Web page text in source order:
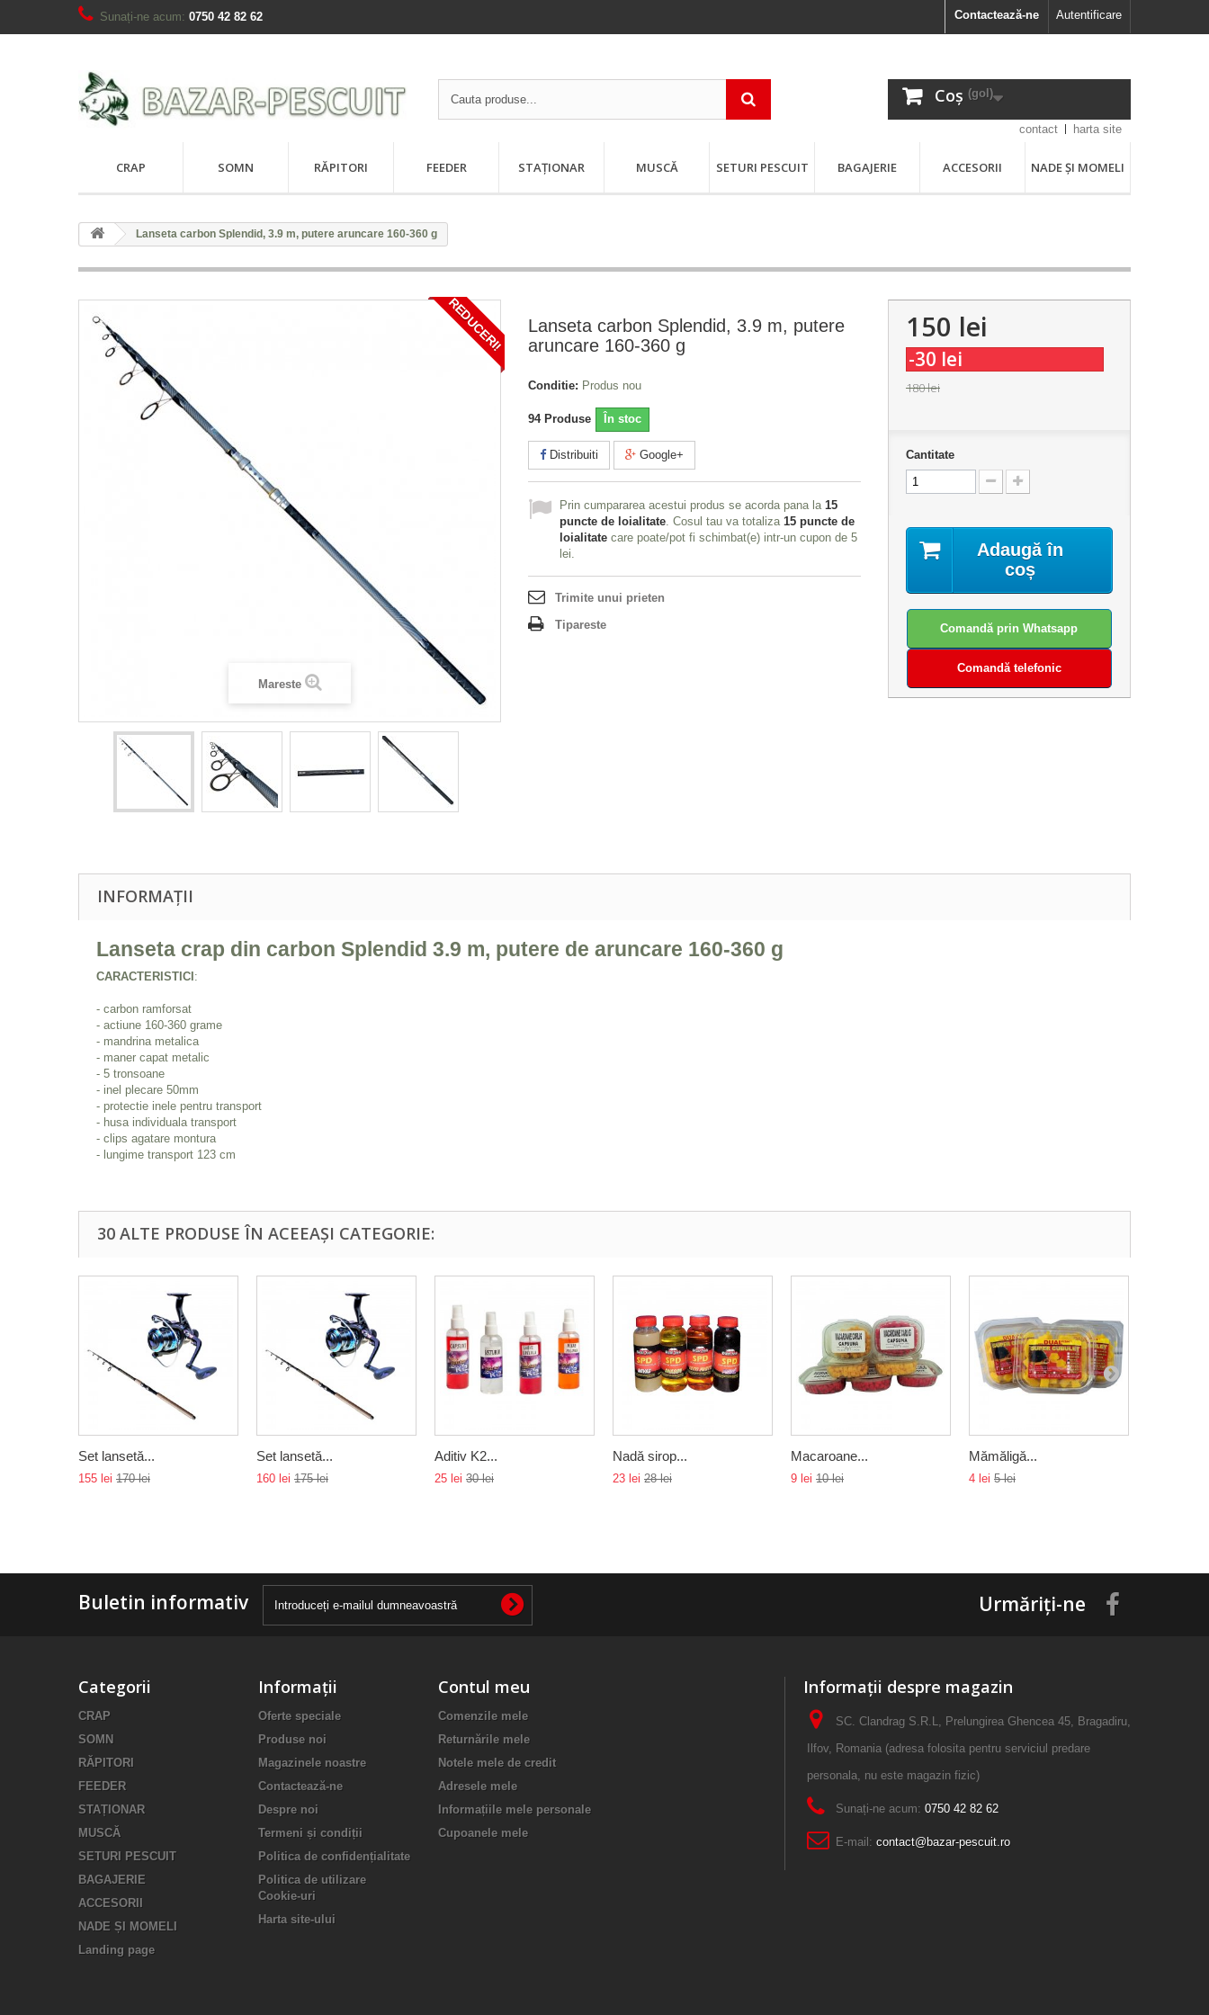
Autentificare
Contactează-ne
Sunați-ne acum: 0750 42 82 62
Coș (gol)
contact harta site
CRAP SOMN RĂPITORI FEEDER STAȚIONAR MUSCĂ SETURI PESCUIT BAGAJERIE ACCESORII NADE ȘI MOMELI
Lanseta carbon Splendid, 3.9 m, putere aruncare 160-360 g
REDUCERI!
Mareste
Lanseta carbon Splendid, 3.9 m, putere
aruncare 160-360 g
Conditie: Produs nou
94 Produse În stoc
Distribuiti Google+
Prin cumpararea acestui produs se acorda pana la 15
puncte de loialitate. Cosul tau va totaliza 15 puncte de
loialitate care poate/pot fi schimbat(e) intr-un cupon de 5
lei.
Trimite unui prieten
Tipareste
150 lei
-30 lei
180 lei
Cantitate
Adaugă în
coș
Comandă prin Whatsapp
Comandă telefonic
INFORMAȚII
Lanseta crap din carbon Splendid 3.9 m, putere de aruncare 160-360 g
CARACTERISTICI :
- carbon ramforsat
- actiune 160-360 grame
- mandrina metalica
- maner capat metalic
- 5 tronsoane
- inel plecare 50mm
- protectie inele pentru transport
- husa individuala transport
- clips agatare montura
- lungime transport 123 cm
30 ALTE PRODUSE ÎN ACEEAȘI CATEGORIE:
Set lansetă...
155 lei 170 lei
Set lansetă...
160 lei 175 lei
Aditiv K2...
25 lei 30 lei
Nadă sirop...
23 lei 28 lei
Macaroane...
9 lei 10 lei
Mămăligă...
4 lei 5 lei
Buletin informativ Urmăriți-ne
Categorii
CRAP
SOMN
RĂPITORI
FEEDER
STAȚIONAR
MUSCĂ
SETURI PESCUIT
BAGAJERIE
ACCESORII
NADE ȘI MOMELI
Landing page
Informații
Oferte speciale
Produse noi
Magazinele noastre
Contactează-ne
Despre noi
Termeni și condiții
Politica de confidențialitate
Politica de utilizare
Cookie-uri
Harta site-ului
Contul meu
Comenzile mele
Returnările mele
Notele mele de credit
Adresele mele
Informațiile mele personale
Cupoanele mele
Informații despre magazin
SC. Clandrag S.R.L, Prelungirea Ghencea 45, Bragadiru,
Ilfov, Romania (adresa folosita pentru serviciul predare
personala, nu este magazin fizic)
Sunați-ne acum: 0750 42 82 62
E-mail: contact@bazar-pescuit.ro